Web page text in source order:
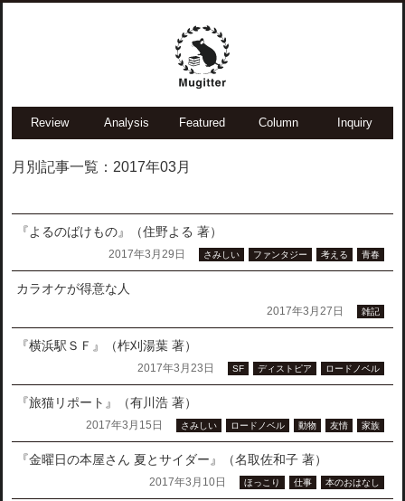
Review Analysis Featured Column Inquiry
月別記事一覧：2017年03月
『よるのばけもの』（住野よる 著）
2017年3月29日 さみしい ファンタジー 考える 青春
カラオケが得意な人
2017年3月27日 雑記
『横浜駅ＳＦ』（柞刈湯葉 著）
2017年3月23日 SF ディストピア ロードノベル
『旅猫リポート』（有川浩 著）
2017年3月15日 さみしい ロードノベル 動物 友情 家族
『金曜日の本屋さん 夏とサイダー』（名取佐和子 著）
2017年3月10日 ほっこり 仕事 本のおはなし